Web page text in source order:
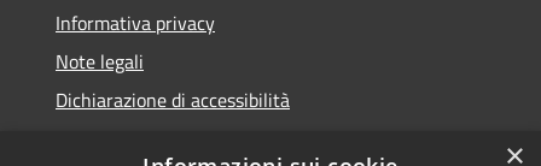
Informativa privacy
Note legali
Dichiarazione di accessibilità
×